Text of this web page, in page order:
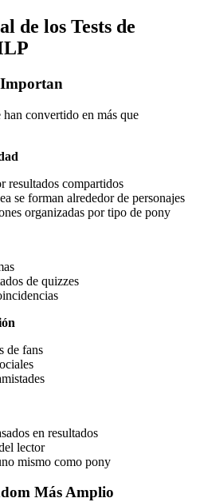
de los Tests de
Importan
han convertido en más que
resultados compartidos
se forman alrededor de personajes
organizadas por tipo de pony
de quizzes
de fans
en resultados
lector
mismo como pony
Más Amplio